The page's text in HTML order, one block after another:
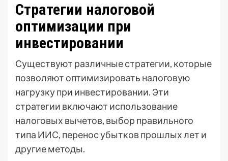
Стратегии налоговой
оптимизации при
инвестировании
Существуют различные стратегии, которые
позволяют оптимизировать налоговую
нагрузку при инвестировании. Эти
стратегии включают использование
налоговых вычетов, выбор правильного
типа ИИС, перенос убытков прошлых лет и
другие методы.